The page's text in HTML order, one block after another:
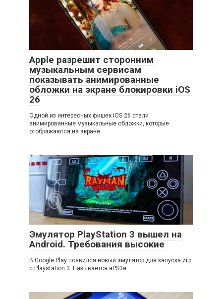
Apple разрешит сторонним
музыкальным сервисам
показывать анимированные
обложки на экране блокировки iOS
26
Одной из интересных фишек iOS 26 стали
анимированные музыкальные обложки, которые
отображаются на экране
Эмулятор PlayStation 3 вышел на
Android. Требования высокие
В Google Play появился новый эмулятор для запуска игр
с Playstation 3. Называется aPS3e.